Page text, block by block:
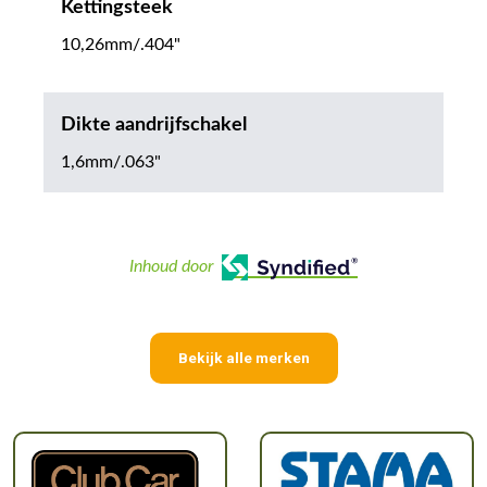
Kettingsteek
10,26mm/.404"
Dikte aandrijfschakel
1,6mm/.063"
Inhoud door
Bekijk alle merken